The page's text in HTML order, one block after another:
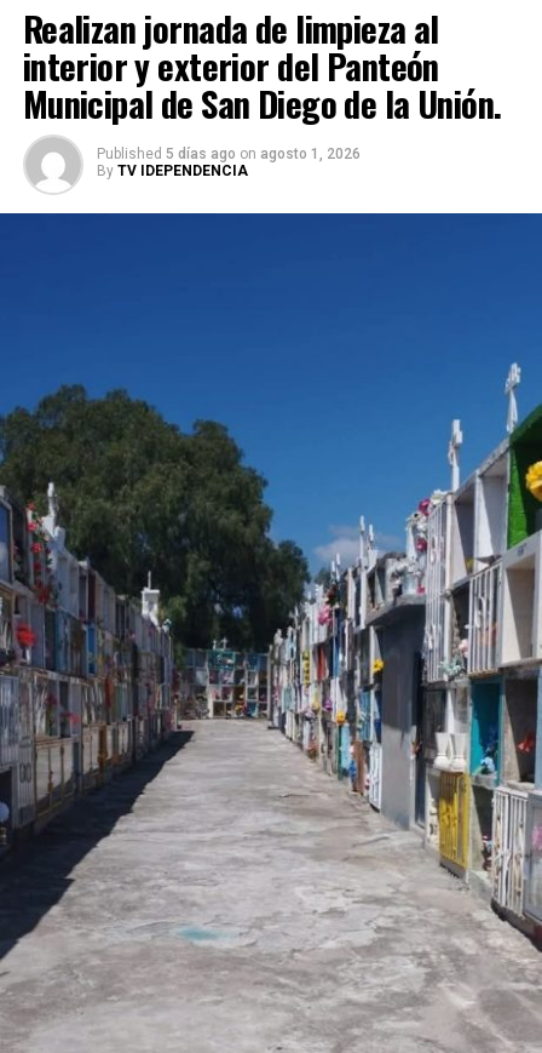
En su primera semana de celebraciones, el recinto
albergará conciertos de música clásica, diálogos sobre
fotografía documental y presentaciones de literatura
gráfica con la participación directa de creadores e
investigadores.
Viernes 7 de agosto
17:00 hrs. | Concierto de Aniversario: Ensamble Tlapalli
La agrupación integrada por Paola Tovar Deanda
(piano), Eduardo del Valle (violín), Patricia Velázquez
(viola) y Jorge Flores (violonchelo) interpretará un
selecto repertorio de cámara que incluye el Cuarteto K
478 en sol menor de W. A. Mozart y el Cuarteto Op. 67
en la menor del compositor español Joaquín Turina.
18:30 a 20:00 hrs. | Noche de Diálogo: «Cuando la tierra
permanece» Un espacio para profundizar en el proyecto
documental del fotoperiodista y artista Mauricio Palos,
acompañado en la mesa de análisis por la curadora
Marcela Chao.
Sábado 8 de agosto
12:30 hrs. | Presentación Editorial: «El Nagual. La
Realizan jornada de limpieza al
interior y exterior del Panteón
Municipal de San Diego de la Unión.
Published 5 días ago on agosto 1, 2026
By TV IDEPENDENCIA